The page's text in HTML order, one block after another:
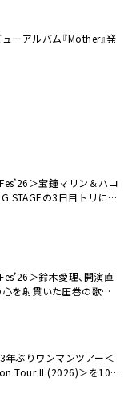
ーアルバム『Mother』発
＞宝鐘マリン＆ハコ
STAGEの3日目トリに降
＜LuckyFes＞に刻みつ
＞鈴木愛理、開演直
を射貫いた圧巻の歌
登場も「みなさんしっか
3年ぶりワンマンツアー＜
Tour II (2026)＞を10